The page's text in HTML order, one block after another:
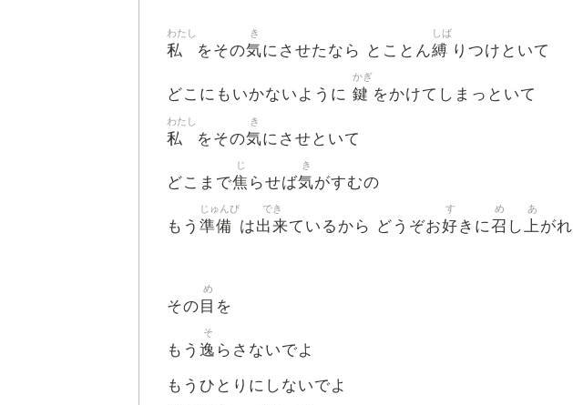
私
わたし
をその気
き
にさせたなら とことん縛
しば
りつけといて
どこにもいかないように 鍵
かぎ
をかけてしまっといて
私
わたし
をその気
き
にさせといて
どこまで焦
じ
らせば気
き
がすむの
もう 準備
じゅんび
は出来
でき
ているから どうぞお好
す
きに召
め
し上
あ
がれ
その目
め
を
もう 逸
そ
らさないでよ
もうひとりにしないでよ